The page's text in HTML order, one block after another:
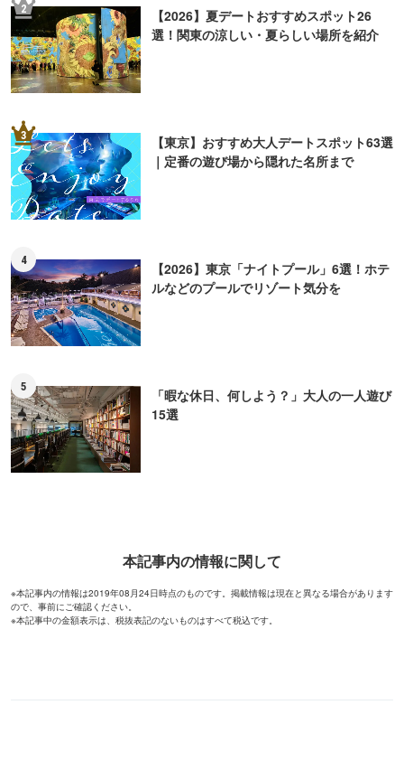
2
【2026】夏デートおすすめスポット26
選！関東の涼しい・夏らしい場所を紹介
3
【東京】おすすめ大人デートスポット63選
｜定番の遊び場から隠れた名所まで
4
【2026】東京「ナイトプール」6選！ホテ
ルなどのプールでリゾート気分を
5
「暇な休日、何しよう？」大人の一人遊び
15選
本記事内の情報に関して
※本記事内の情報は2019年08月24日時点のものです。掲載情報は現在と異なる場合があります
ので、事前にご確認ください。
※本記事中の金額表示は、税抜表記のないものはすべて税込です。